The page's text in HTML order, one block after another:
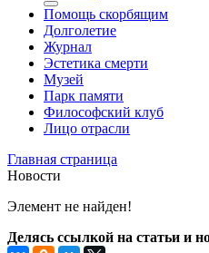
Помощь скорбящим
Долголетие
Журнал
Эстетика смерти
Музей
Парк памяти
Философский клуб
Лицо отрасли
Главная страница
Новости
Элемент не найден!
Делясь ссылкой на статьи и